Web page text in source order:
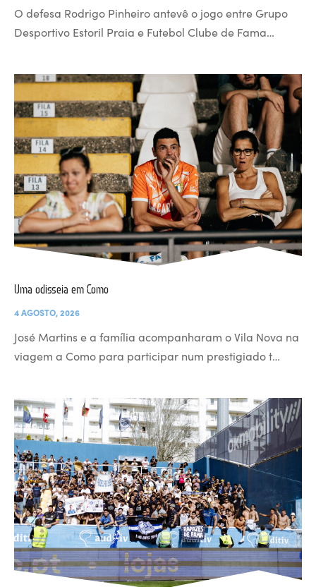
O defesa Rodrigo Pinheiro antevê o jogo entre Grupo
Desportivo Estoril Praia e Futebol Clube de Fama…
Uma odisseia em Como
4 AGOSTO, 2026
José Martins e a família acompanharam o Vila Nova na
viagem a Como para participar num prestigiado t…